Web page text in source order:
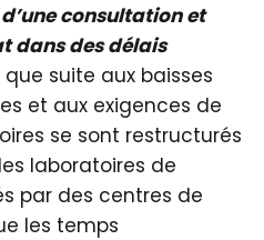
consultation et
dans des délais
que suite aux baisses
et aux exigences de
se sont restructurés
laboratoires de
par des centres de
les temps